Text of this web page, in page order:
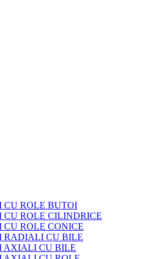
CU ROLE BUTOI
CU ROLE CILINDRICE
ROLE CONICE
RADIALI CU BILE
AXIALI CU BILE